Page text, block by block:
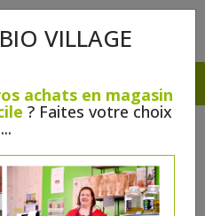
VILLAGE
achats en magasin
? Faites votre choix
...